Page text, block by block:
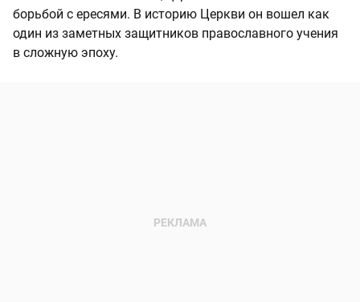
борьбой с ересями. В историю Церкви он вошел как
один из заметных защитников православного учения
в сложную эпоху.